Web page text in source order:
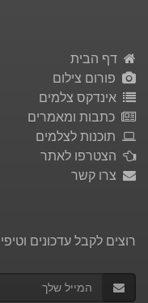
דף הבית
פורום צילום
אינדקס צלמים
כתבות ומאמרים
תוכנות לצלמים
הצטרפו לאתר
צרו קשר
רוצים לקבל עדכונים